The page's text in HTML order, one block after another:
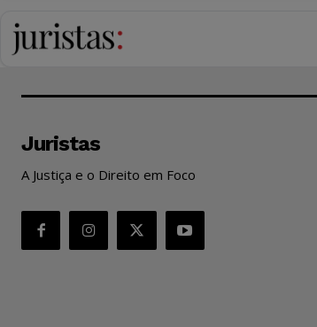
Juristas
A Justiça e o Direito em Foco